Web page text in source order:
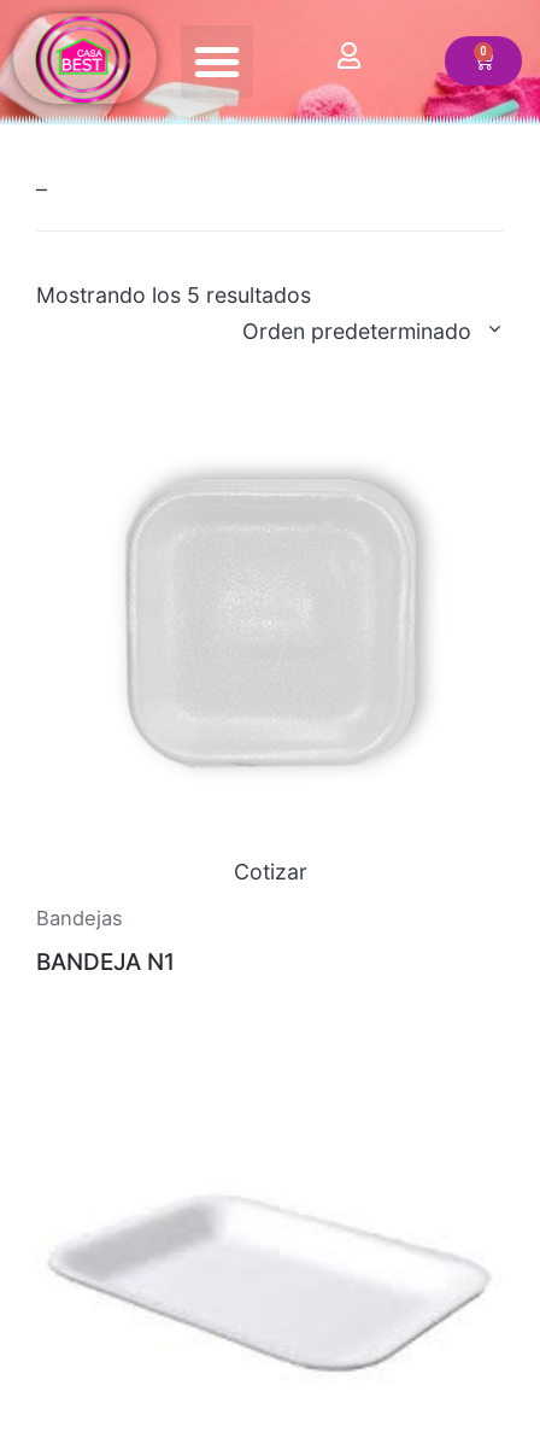
–
Mostrando los 5 resultados
Orden predeterminado
Cotizar
Bandejas
BANDEJA N1